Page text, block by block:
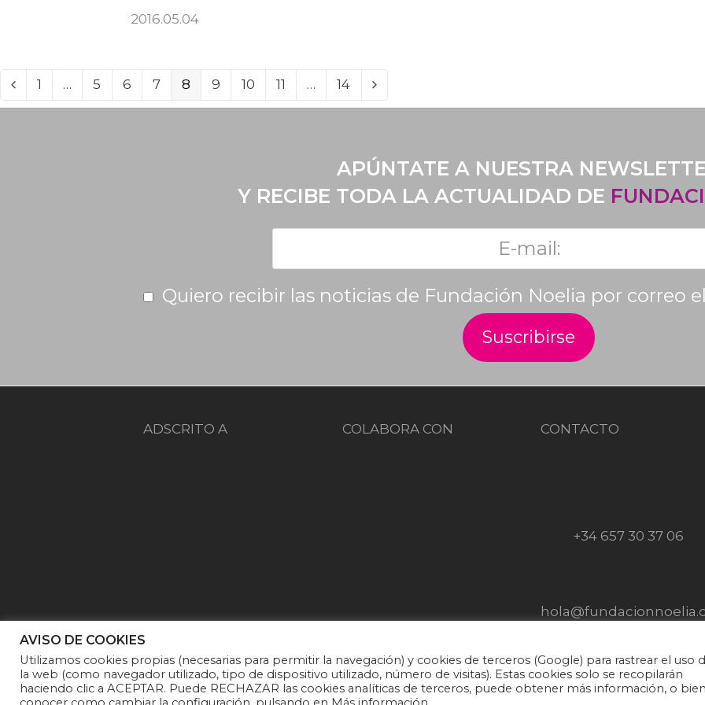
2016.05.04
1 … 5 6 7 8 9 10 11 … 14
APÚNTATE A NUESTRA
Y RECIBE TODA LA ACTUALIDAD DE
Quiero recibir las noticias de Fundación Noelia por correo
ADSCRITO A COLABORA CON CONTACTO
+34 657 30 37 06
Fundación Noelia |Politica de privacidad· Aviso Legal·Política de cookies ·Condiciones
AVISO DE COOKIES
Utilizamos cookies propias (necesarias para permitir la navegación) y cookies de terceros (Google) para rastrear el uso
la web (como navegador utilizado, tipo de dispositivo utilizado, número de visitas). Estas cookies solo se recopilarán
haciendo clic a ACEPTAR. Puede RECHAZAR las cookies analíticas de terceros, puede obtener más información, o bien